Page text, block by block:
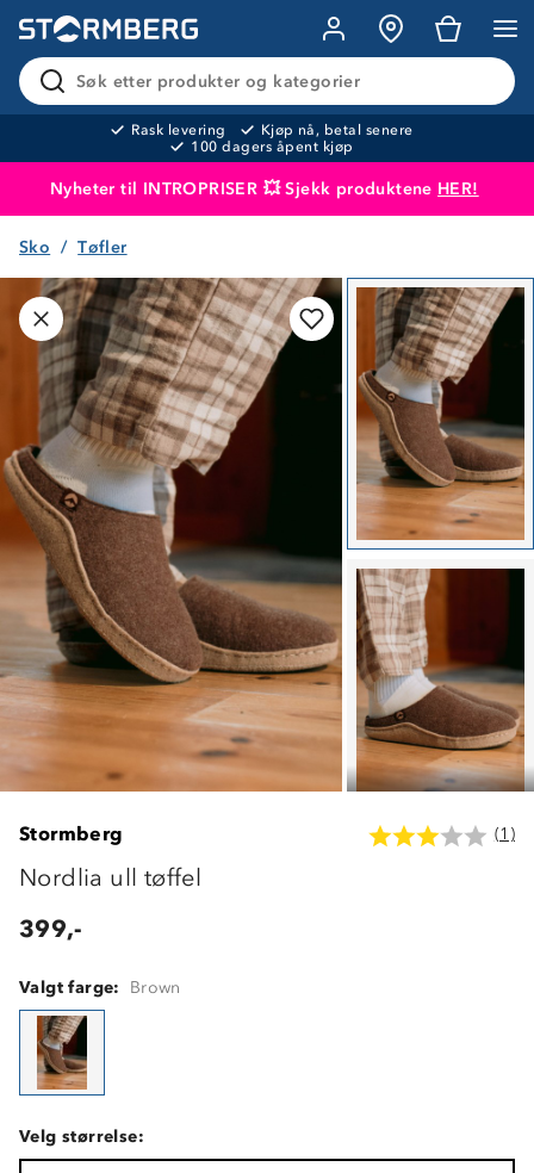
Søk etter produkter og kategorier
Rask levering
Kjøp nå, betal senere
100 dagers åpent kjøp
Nyheter til INTROPRISER 💥 Sjekk produktene HER!
Sko Tøfler
Stormberg (1)
Nordlia ull tøffel
399,-
Valgt farge: Brown
Velg størrelse: